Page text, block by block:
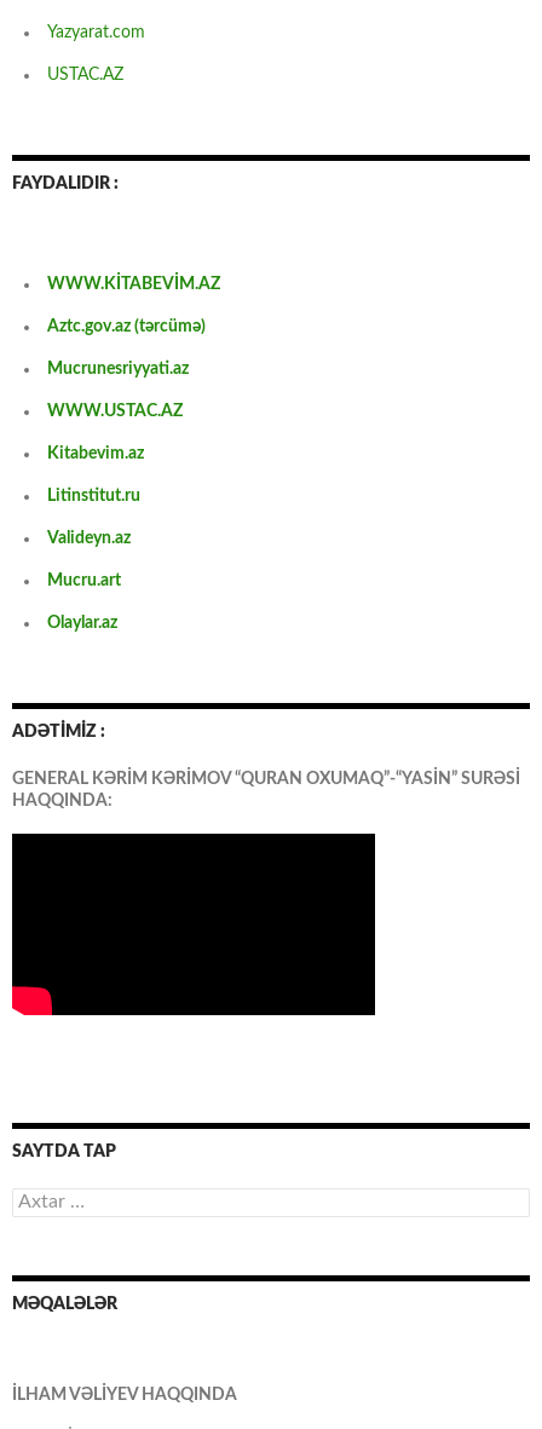
Yazyarat.com
USTAC.AZ
FAYDALIDIR :
WWW.KİTABEVİM.AZ
Aztc.gov.az (tərcümə)
Mucrunesriyyati.az
WWW.USTAC.AZ
Kitabevim.az
Litinstitut.ru
Valideyn.az
Mucru.art
Olaylar.az
ADƏTİMİZ :
GENERAL KƏRİM KƏRİMOV “QURAN OXUMAQ”-“YASİN” SURƏSİ
HAQQINDA:
SAYTDA TAP
Axtarış:
MƏQALƏLƏR
İLHAM VƏLİYEV HAQQINDA